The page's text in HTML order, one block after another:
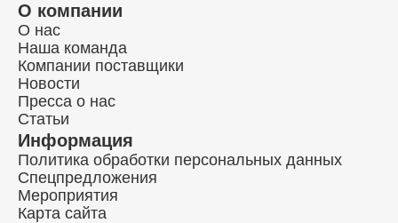
Информация
Политика обработки персональных данных
Спецпредложения
Мероприятия
Карта сайта
О компании
О нас
Наша команда
Компании поставщики
Новости
Пресса о нас
Статьи